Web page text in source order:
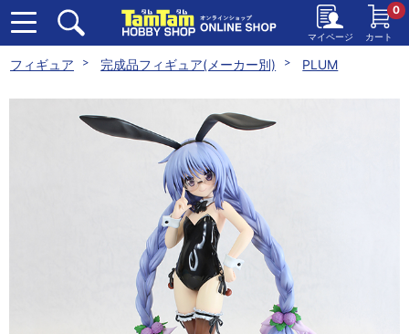
マイページ カート
0
フィギュア 完成品フィギュア(メーカー別) PLUM